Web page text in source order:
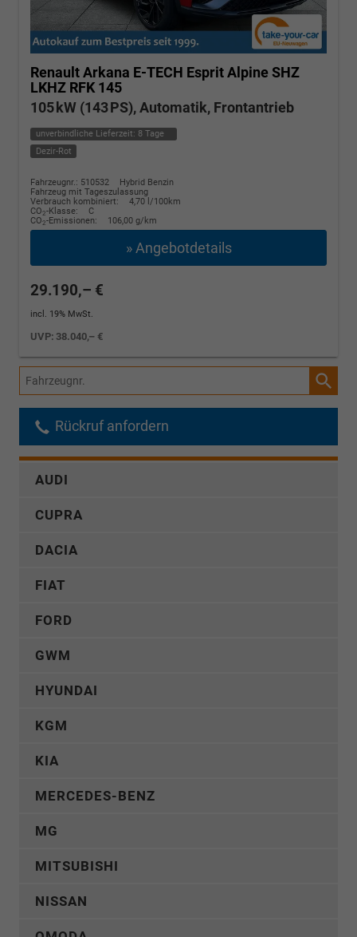
Renault Arkana E-TECH Esprit Alpine SHZ
LKHZ RFK 145
105 kW (143 PS), Automatik, Frontantrieb
unverbindliche Lieferzeit: 8 Tage
Dezir-Rot
Fahrzeugnr.: 510532
Hybrid Benzin
Fahrzeug mit Tageszulassung
Verbrauch kombiniert:
4,70 l/100km
CO2-Klasse:
C
CO2-Emissionen: 106,00 g/km
» Angebotdetails
29.190,– €
incl. 19% MwSt.
UVP: 38.040,– €
Fahrzeugnr.
Rückruf anfordern
AUDI
CUPRA
DACIA
FIAT
FORD
GWM
HYUNDAI
KGM
KIA
MERCEDES-BENZ
MG
MITSUBISHI
NISSAN